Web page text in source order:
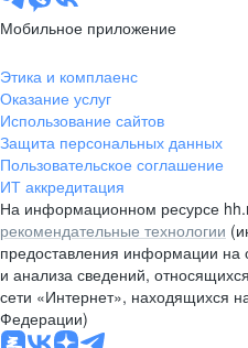
Мобильное приложение
Этика и комплаенс
Оказание услуг
Использование сайтов
Защита персональных данных
Пользовательское соглашение
ИТ аккредитация
На информационном ресурсе
рекомендательные технологии
предоставления информации на
и анализа сведений,
сети «Интернет», находящихся
Федерации)